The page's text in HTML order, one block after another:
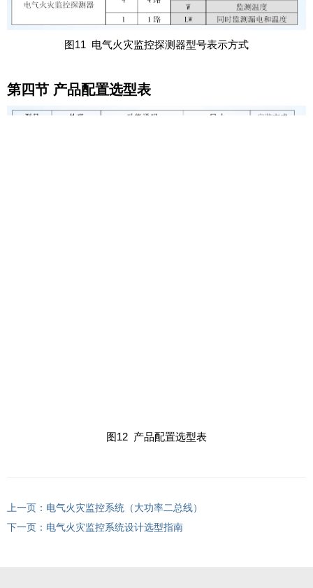
图11 电气火灾监控探测器型号表示方式
第四节 产品配置选型表
图12 产品配置选型表
电气火灾监控系统（大功率二总线）
电气火灾监控系统设计选型指南